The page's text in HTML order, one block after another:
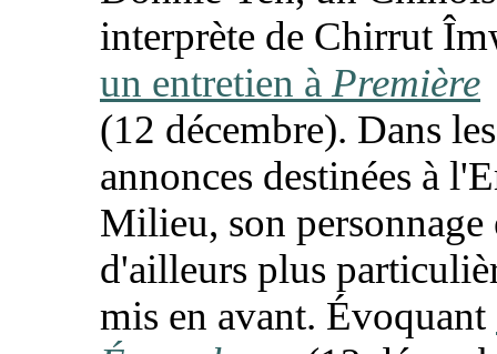
interprète de Chirrut
un entretien à Première
(12 décembre). Dans
annonces destinées à
Milieu, son personnage
d'ailleurs plus
mis en avant. Évoquant